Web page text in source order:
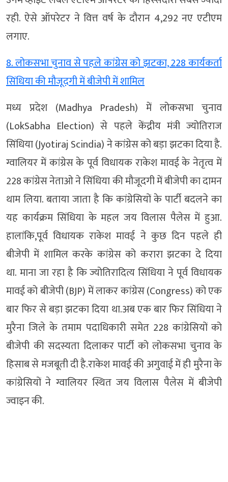
रही. ऐसे ऑपरेटर ने वित्त वर्ष के दौरान 4,292 नए एटीएम
लगाए.
8. लोकसभा चुनाव से पहले कांग्रेस को झटका, 228 कार्यकर्ता
सिंधिया की मौजूदगी में बीजेपी में शामिल
मध्य प्रदेश (Madhya Pradesh) में लोकसभा चुनाव
(LokSabha Election) से पहले केंद्रीय मंत्री ज्योतिराज
सिंधिया (Jyotiraj Scindia) ने कांग्रेस को बड़ा झटका दिया है.
ग्वालियर में कांग्रेस के पूर्व विधायक राकेश मावई के नेतृत्व में
228 कांग्रेस नेताओ ने सिंधिया की मौजूदगी में बीजेपी का दामन
थाम लिया. बताया जाता है कि कांग्रेसियों के पार्टी बदलने का
यह कार्यक्रम सिंधिया के महल जय विलास पैलेस में हुआ.
हालांकि,पूर्व विधायक राकेश मावई ने कुछ दिन पहले ही
बीजेपी में शामिल करके कांग्रेस को करारा झटका दे दिया
था. माना जा रहा है कि ज्योतिरादित्य सिंधिया ने पूर्व विधायक
मावई को बीजेपी (BJP) में लाकर कांग्रेस (Congress) को एक
बार फिर से बड़ा झटका दिया था.अब एक बार फिर सिंधिया ने
मुरैना जिले के तमाम पदाधिकारी समेत 228 कांग्रेसियों को
बीजेपी की सदस्यता दिलाकर पार्टी को लोकसभा चुनाव के
हिसाब से मजबूती दी है.राकेश मावई की अगुवाई में ही मुरैना के
कांग्रेसियों ने ग्वालियर स्थित जय विलास पैलेस में बीजेपी
ज्वाइन की.